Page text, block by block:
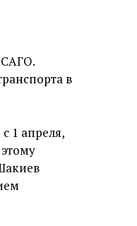
в
1 апреля,